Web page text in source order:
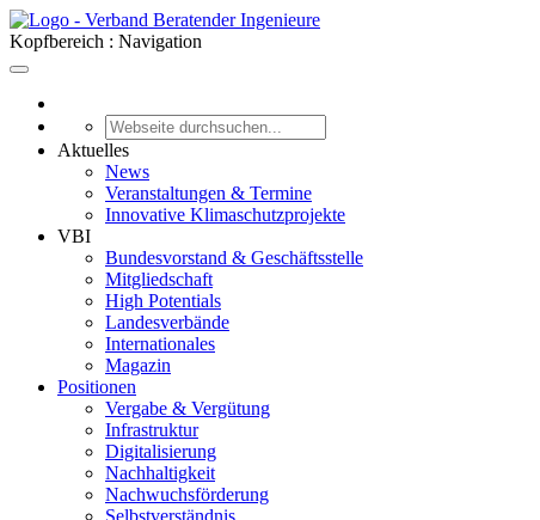
Kopfbereich : Navigation
Aktuelles
News
Veranstaltungen & Termine
Innovative Klimaschutzprojekte
VBI
Bundesvorstand & Geschäftsstelle
Mitgliedschaft
High Potentials
Landesverbände
Internationales
Magazin
Positionen
Vergabe & Vergütung
Infrastruktur
Digitalisierung
Nachhaltigkeit
Nachwuchsförderung
Selbstverständnis